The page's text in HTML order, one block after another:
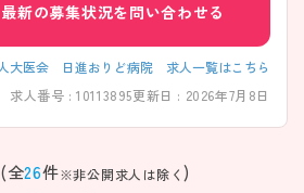
最新の募集状況を問い合わせる
大医会 日進おりど病院 求人一覧はこちら
求人番号 : 10113895更新日 : 2026年7月8日
全26件※非公開求人は除く )